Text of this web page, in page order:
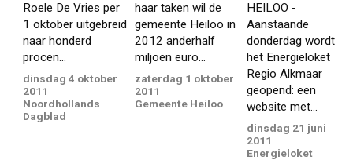
Roele De Vries per
1 oktober uitgebreid
naar honderd
procen...
dinsdag 4 oktober
2011
Noordhollands
Dagblad
haar taken wil de
gemeente Heiloo in
2012 anderhalf
miljoen euro...
zaterdag 1 oktober
2011
Gemeente Heiloo
HEILOO -
Aanstaande
donderdag wordt
het Energieloket
Regio Alkmaar
geopend: een
website met...
dinsdag 21 juni
2011
Energieloket